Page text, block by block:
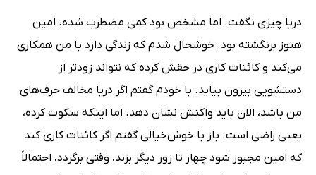
دریا چیزی نگفت. اما مشخص بود کمی مضطرب شده. امین
هنوز برنگشته بود. خوشحال شدم که زندگی دارد با من همکاری
می‌کند و کائنات کاری در حقش کرده که نتواند زودتر از
دستشویی بیرون بیاید. با خودم گفتم اگر دریا مخالف حرف‌های
من باشد، الان باید واکنش نشان دهد. اما اینکه سکوت کرده،
یعنی راضی است. باز با خوش‌خیالی گفتم اگر کائنات کاری کند
که امین مجبور شود چهار تا زور دیگر بزند، وقتی برگردد، احتمالاً